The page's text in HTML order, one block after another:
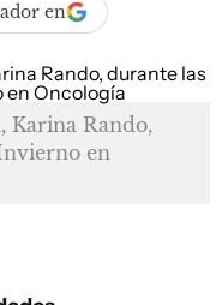
en
Karina Rando,
en